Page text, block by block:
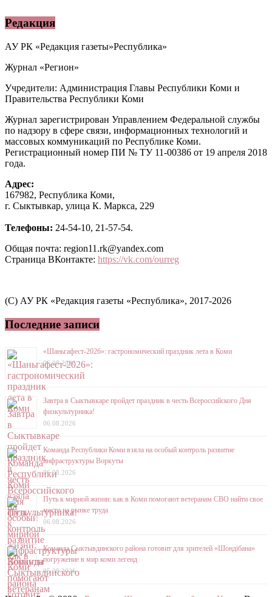
Редакция
АУ РК «Редакция газеты»Республика»
Журнал «Регион»
Учредители: Администрация Главы Республики Коми и
Правительства Республики Коми
Журнал зарегистрирован Управлением Федеральной службы
по надзору в сфере связи, информационных технологий и
массовых коммуникаций по Республике Коми.
Регистрационный номер ПИ № ТУ 11-00386 от 19 апреля 2018
года.
Адрес:
167982, Республика Коми,
г. Сыктывкар, улица К. Маркса, 229
Телефоны: 24-54-10, 21-57-54.
Общая почта: region11.rk@yandex.com
Страница ВКонтакте: https://vk.com/ourreg
(C) АУ РК «Редакция газеты «Республика», 2017-2026
Последние записи
«Шаньгафест-2026»: гастрономический праздник лета в Коми
06.08.2026
Завтра в Сыктывкаре пройдет праздник в честь Всероссийского Дня
физкультурника!
06.08.2026
Команда Республики Коми взяла на особый контроль развитие
инфраструктуры Воркуты
06.08.2026
Путь к мирной жизни: как в Коми помогают ветеранам СВО найти свое
место на рынке труда
06.08.2026
Команда Сыктывдинского района готовит для зрителей «Шондібана»
погружение в мир коми легенд
05.08.2026